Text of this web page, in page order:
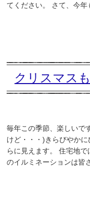
てください。 さて、今
クリスマス
毎年この季節、楽しいで
けど・・・)きらびやか
らに見えます。 住宅地
のイルミネーションは皆